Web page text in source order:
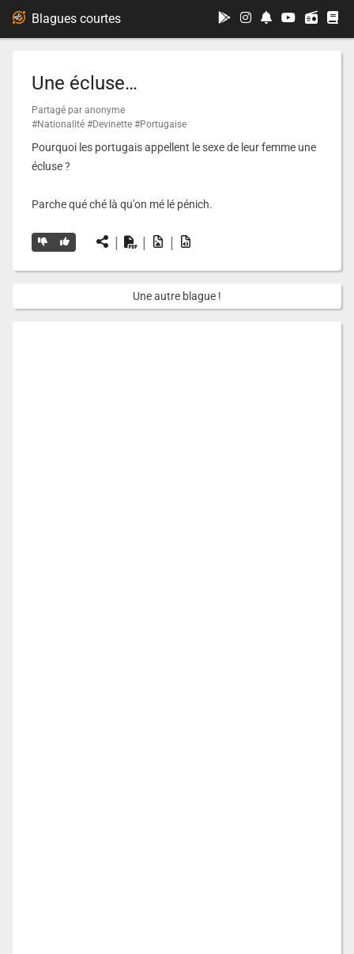
Une écluse…
Partagé par anonyme
#Nationalité #Devinette #Portugaise
Pourquoi les portugais appellent le sexe de leur femme une
écluse ?
Parche qué ché là qu'on mé lé pénich.
| | |
Une autre blague !
Blagues courtes